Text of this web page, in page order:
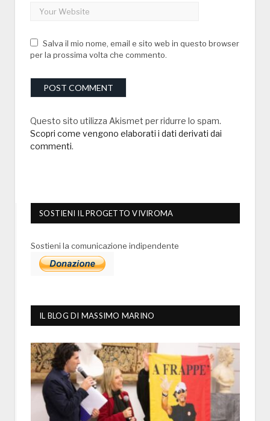
Salva il mio nome, email e sito web in questo browser
per la prossima volta che commento.
Questo sito utilizza Akismet per ridurre lo spam.
Scopri come vengono elaborati i dati derivati dai
commenti.
SOSTIENI IL PROGETTO VIVIROMA
Sostieni la comunicazione indipendente
IL BLOG DI MASSIMO MARINO